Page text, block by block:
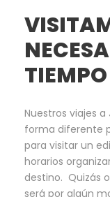
Nuestros viajes
forma diferente
para visitar un
horarios
destino. Quizás
será por algún